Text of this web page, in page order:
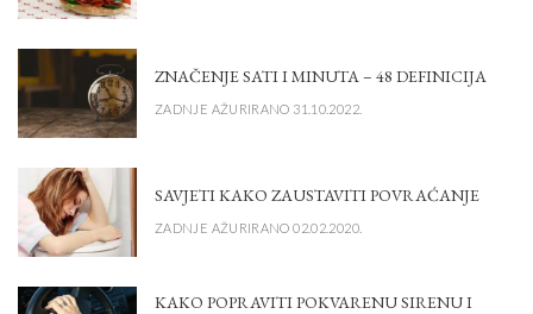
ZNAČENJE SATI I MINUTA – 48 DEFINICIJA
ZADNJE AŽURIRANO 31.10.2022.
SAVJETI KAKO ZAUSTAVITI POVRAĆANJE
ZADNJE AŽURIRANO 02.02.2020.
KAKO POPRAVITI POKVARENU SIRENU I